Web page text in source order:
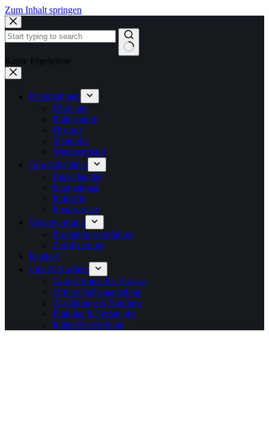
Zum Inhalt springen
Keine Ergebnisse
Unternehmen
Über uns
Philosophie
Historie
Standorte
Werksverkauf
Geschäftsfelder
Einzelhandel
International
Industrie
Foodservice
Verantwortung
Produktionsverfahren
Zertifizierung
Kontakt
Jobs & Karriere
Gute Gründe für Vossko
Offene Stellenangebote
Ausbildung & Studium
Praktika & Ferienjobs
Initiativbewerbung